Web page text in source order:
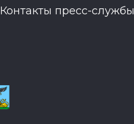
Контакты пресс-службы